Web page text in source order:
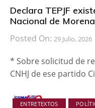
Declara TEPJF
Nacional de Morena
Posted On: 29 Julio, 2026
* Sobre solicitud de
CNHJ de ese partido
ENTRETEXTOS